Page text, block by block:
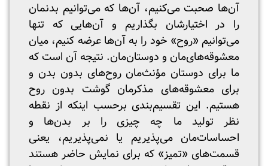
آن‌ها صحبت می‌کنیم، آن‌ها که می‌توانیم بدنمان
را در اختیارشان بگذاریم و آن‌هایی که تنها
می‌توانیم «روح» خود را به آن‌ها عرضه کنیم، میان
معشوقه‌های‌مان و دوستان‌مان. نتیجه آن است که
ما برای دوستان مؤنث‌مان روح‌های بدون بدن و
برای معشوقه‌های مذکرمان گوشت بدون روح
هستیم. این تقسیم‌بندی برحسب اینکه از نقطه
نظر تولید ما چه چیزی را بر بدن‌ها و
احساسات‌مان می‌پذیریم یا نمی‌پذیریم، یعنی
قسمت‌های «تمیز» که برای نمایش حاضر هستند